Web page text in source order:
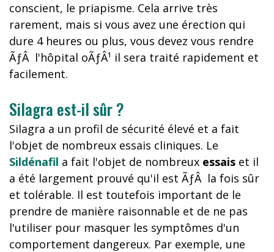
conscient, le priapisme. Cela arrive très
rarement, mais si vous avez une érection qui
dure 4 heures ou plus, vous devez vous rendre
ÃƒÂ l'hôpital oÃƒÂ¹ il sera traité rapidement et
facilement.
Silagra est-il sûr ?
Silagra a un profil de sécurité élevé et a fait
l'objet de nombreux essais cliniques. Le
Sildénafil a fait l'objet de nombreux essais et il
a été largement prouvé qu'il est ÃƒÂ la fois sûr
et tolérable. Il est toutefois important de le
prendre de manière raisonnable et de ne pas
l'utiliser pour masquer les symptômes d'un
comportement dangereux. Par exemple, une